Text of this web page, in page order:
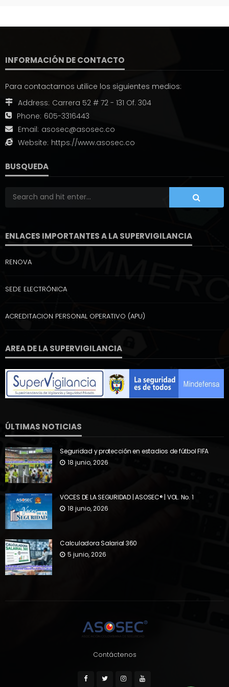
INFORMACIÓN DE CONTACTO
Para contactarnos utilice los siguientes medios:
Address: Carrera 52 # 72 - 131 Of. 304
Phone: 605-3316443
Email: asosec@asosec.co
Website: https://www.asosec.co
BUSQUEDA
ENLACES IMPORTANTES A LA SUPERVIGILANCIA
RENOVA
SEDE ELECTRÓNICA
ACREDITACION PERSONAL OPERATIVO (APU)
AREA DE LA SUPERVIGILANCIA
ÚLTIMAS NOTICIAS
Seguridad y protección en estadios de fútbol FIFA
18 junio, 2026
VOCES DE LA SEGURIDAD | ASOSEC® | VOL. No. 1
18 junio, 2026
Calculadora Salarial 360
5 junio, 2026
Contáctenos